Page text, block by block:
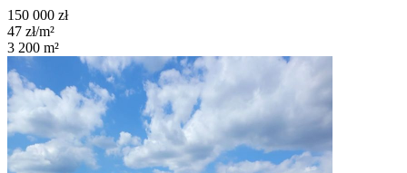
150 000 zł
47 zł/m²
3 200 m²